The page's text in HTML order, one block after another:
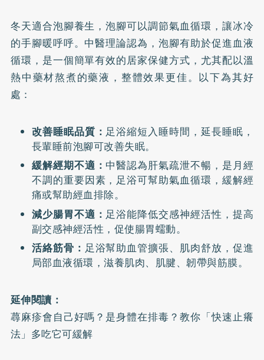
冬天適合泡腳養生，泡腳可以調節氣血循環，讓冰冷
的手腳暖呼呼。中醫理論認為，泡腳有助於促進血液
循環，是一個簡單有效的居家保健方式，尤其配以溫
熱中藥材熬煮的藥液，整體效果更佳。以下為其好
處：
改善睡眠品質： 足浴縮短入睡時間，延長睡眠，
長輩睡前泡腳可改善失眠。
緩解經期不適： 中醫認為肝氣疏泄不暢，是月經
不調的重要因素，足浴可幫助氣血循環，緩解經
痛或幫助經血排除。
減少腸胃不適： 足浴能降低交感神經活性，提高
副交感神經活性，促使腸胃蠕動。
活絡筋骨： 足浴幫助血管擴張、肌肉舒放，促進
局部血液循環，滋養肌肉、肌腱、韌帶與筋膜。
延伸閱讀：
蕁麻疹會自己好嗎？是身體在排毒？教你「快速止癢
法」多吃它可緩解